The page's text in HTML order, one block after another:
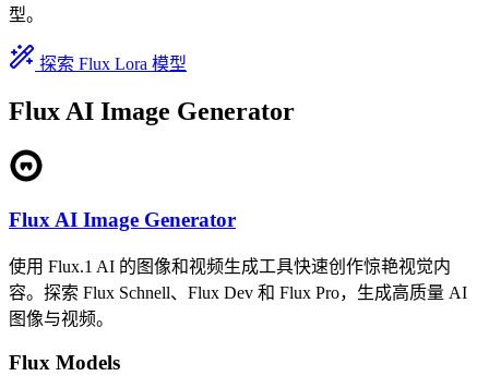
型。
探索 Flux Lora 模型
Flux AI Image Generator
Flux AI Image Generator
使用 Flux.1 AI 的图像和视频生成工具快速创作惊艳视觉内
容。探索 Flux Schnell、Flux Dev 和 Flux Pro，生成高质量 AI
图像与视频。
Flux Models